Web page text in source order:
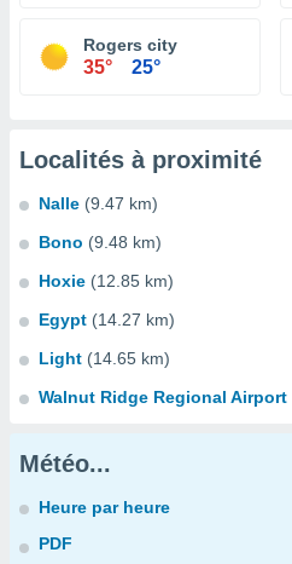
Rogers city
35° 25°
Localités à proximité
Nalle (9.47 km)
Bono (9.48 km)
Hoxie (12.85 km)
Egypt (14.27 km)
Light (14.65 km)
Walnut Ridge Regional Airport
Météo...
Heure par heure
PDF